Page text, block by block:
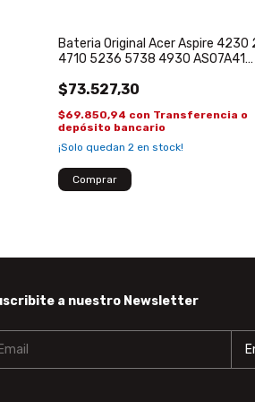
Bateria Original Acer Aspire 4230
4710 5236 5738 4930 AS07A41
$73.527,30
$69.850,94 con Transferencia o
depósito bancario
¡Solo quedan 2 en stock!
a nuestro Newsletter